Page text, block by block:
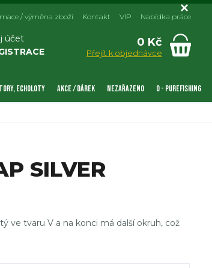
účet
0 Kč
Přejít k objednávce
/ výměna zboží Kontakt VIP Nabídka práce
ECHOLOTY AKCE / DÁREK NEZAŘAZENO 0 - PUREFISHING
SILVER
ve tvaru V a na konci má další okruh, což